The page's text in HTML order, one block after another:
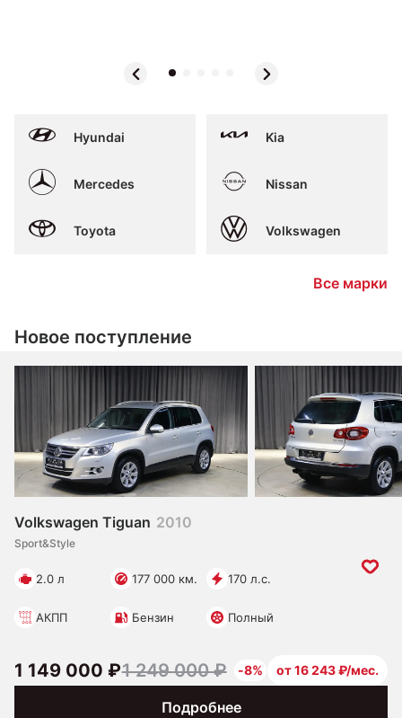
Hyundai Kia
Mercedes Nissan
Toyota Volkswagen
Все марки
Новое поступление
Volkswagen Tiguan 2010
Sport&Style
2.0 л 177 000 км. 170 л.с.
АКПП Бензин Полный
Подробнее
1 149 000 ₽1 249 000 ₽ -8% от 16 243 ₽/мес.